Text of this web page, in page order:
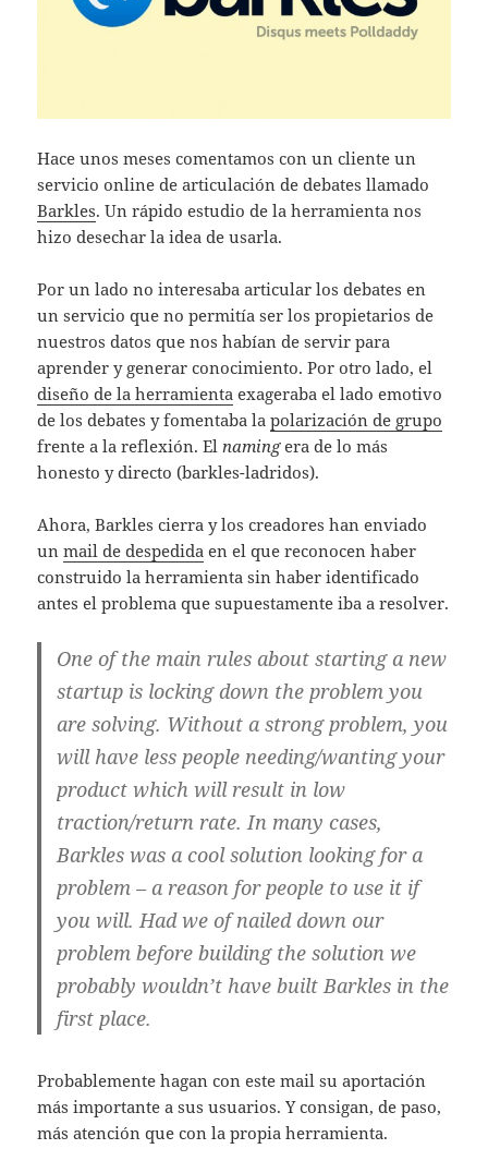
Hace unos meses comentamos con un cliente un
servicio online de articulación de debates llamado
Barkles. Un rápido estudio de la herramienta nos
hizo desechar la idea de usarla.
Por un lado no interesaba articular los debates en
un servicio que no permitía ser los propietarios de
nuestros datos que nos habían de servir para
aprender y generar conocimiento. Por otro lado, el
diseño de la herramienta exageraba el lado emotivo
de los debates y fomentaba lapolarización de grupo
frente a la reflexión. Elnamingera de lo más
honesto y directo (barkles-ladridos).
Ahora, Barkles cierra y los creadores han enviado
unmail de despedida en el que reconocen haber
construido la herramienta sin haber identificado
antes el problema que supuestamente iba a resolver.
One of the main rules about starting a new
startup is locking down the problem you
are solving. Without a strong problem, you
will have less people needing/wanting your
product which will result in low
traction/return rate. In many cases,
Barkles was a cool solution looking for a
problem – a reason for people to use it if
you will. Had we of nailed down our
problem before building the solution we
probably wouldn’t have built Barkles in the
first place.
Probablemente hagan con este mail su aportación
más importante a sus usuarios. Y consigan, de paso,
más atención que con la propia herramienta.